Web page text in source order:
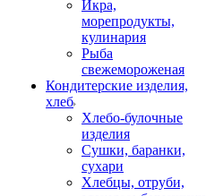
Икра,
морепродукты,
кулинария
Рыба
свежемороженая
Кондитерские изделия,
хлеб
Хлебо-булочные
изделия
Сушки, баранки,
сухари
Хлебцы, отруби,